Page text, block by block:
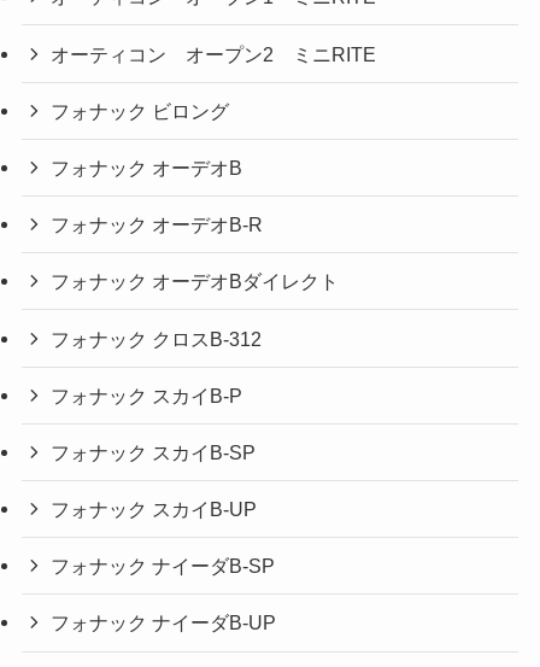
オーティコン オープン2 ミニRITE
フォナック ビロング
フォナック オーデオB
フォナック オーデオB-R
フォナック オーデオBダイレクト
フォナック クロスB-312
フォナック スカイB-P
フォナック スカイB-SP
フォナック スカイB-UP
フォナック ナイーダB-SP
フォナック ナイーダB-UP